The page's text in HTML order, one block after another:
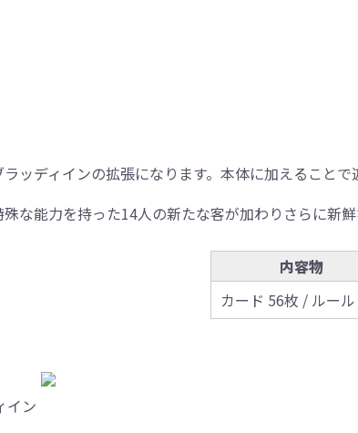
ラッディインの拡張になります。本体に加えることで
殊な能力を持った14人の新たな客が加わりさらに新鮮
内容物
カード 56枚 / ルー
イン